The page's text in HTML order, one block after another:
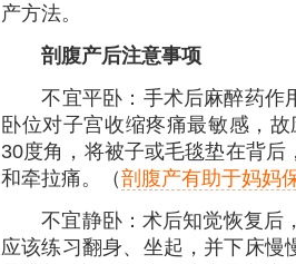
产方法。
剖腹产后注意事项
不宜平卧：手术后麻醉药作
卧位对子宫收缩疼痛最敏感，
30度角，将被子或毛毯垫在背
和牵拉痛。（剖腹产有助于妈妈
不宜静卧：术后知觉恢复后
应该练习翻身、坐起，并下床慢